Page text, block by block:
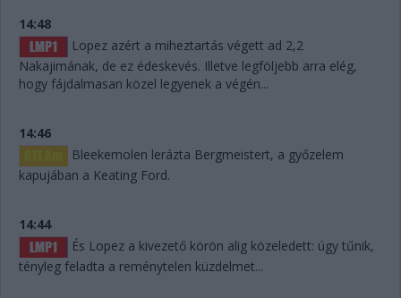
14:48
Lopez azért a miheztartás végett ad 2,2
Nakajimának, de ez édeskevés. Illetve legföljebb arra elég,
hogy fájdalmasan közel legyenek a végén...
14:46
Bleekemolen lerázta Bergmeistert, a győzelem
kapujában a Keating Ford.
14:44
És Lopez a kivezető körön alig közeledett: úgy tűnik,
tényleg feladta a reménytelen küzdelmet...